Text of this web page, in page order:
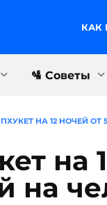
КАК
🛂 Советы
НА 12 НОЧЕЙ ОТ
на
на